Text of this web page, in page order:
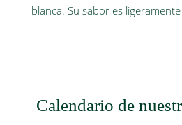
blanca. Su sabor es
Calendario de